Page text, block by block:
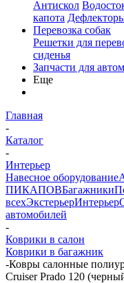
Антискол
капота
Перевозка собак
Решетки для
сиденья
Запчасти для
Еще
Главная
-
Каталог
-
Интерьер
Навесное оборудование
ПИКАПОВБагажники
всехЭкстерьерИнтерьер
автомобилей
-
Коврики в салон
Коврики в багажник
-Ковры салонные
Cruiser Prado 120